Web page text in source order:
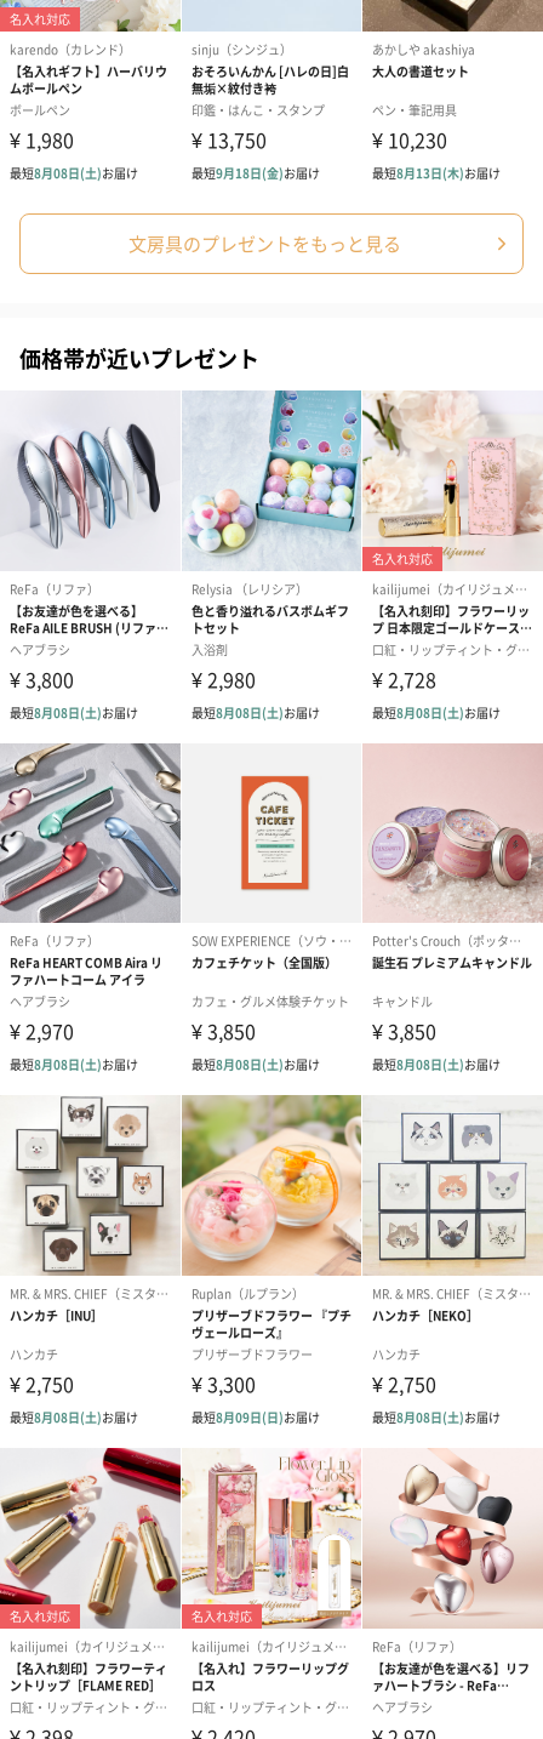
紅茶・コーヒー・スイーツを同梱してお届けいたします。ギフト
への＋αにおすすめです。
（660円）
スイーツ
スイーツを同梱してお届けいたします。ギフトへの＋αにおすすめ
です。
ゼリーバウム カット
（レモン＆紅茶）（432
円）
麦わらパンダバウム
（バナナ味）（540円）
ェ〜国産フル
り〜 3号（864
スキンケアグッズ
スキンケアグッズを同梱してお届けします。
ハンドクリーム3本セッ
ト【ありがとう】
（1,100円）
シャワージェル＆ハン
ドクリーム（ピンクグ
レープフルーツ）
（2,145円）
シャワージェ
ドクリーム（
ッシュローズ
円）
リラックスグッズ
リラックスグッズを同梱してお届けします。
かき氷入浴剤4点セット
（ブルー）（748円）
かき氷入浴剤4点セット
（イエロー）（748円）
バスフラワー
【Thank you
円）
文房具のプレゼントをもっと見る
価格帯が近いプレゼント